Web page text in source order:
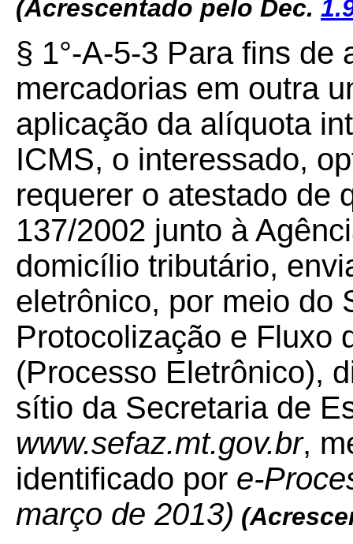
(Acrescentado pelo Dec.
§ 1°-A-5-3 Para fins de
mercadorias em outra
aplicação da alíquota
ICMS, o interessado,
requerer o atestado de
137/2002 junto à
domicílio tributário,
eletrônico, por meio do
Protocolização e Fluxo
(Processo Eletrônico),
sítio da Secretaria de
www.sefaz.mt.gov.br,
identificado por e-
março de 2013)